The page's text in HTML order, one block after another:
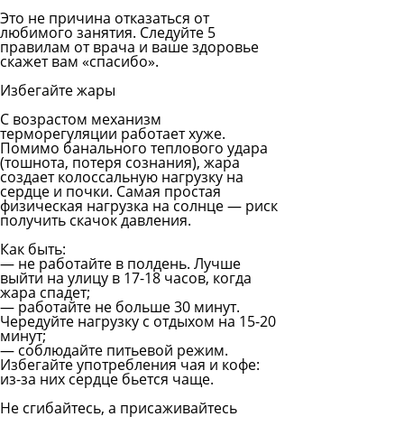
Это не причина отказаться от
любимого занятия. Следуйте 5
правилам от врача и ваше здоровье
скажет вам «спасибо».
Избегайте жары
С возрастом механизм
терморегуляции работает хуже.
Помимо банального теплового удара
(тошнота, потеря сознания), жара
создает колоссальную нагрузку на
сердце и почки. Самая простая
физическая нагрузка на солнце — риск
получить скачок давления.
Как быть:
— не работайте в полдень. Лучше
выйти на улицу в 17-18 часов, когда
жара спадет;
— работайте не больше 30 минут.
Чередуйте нагрузку с отдыхом на 15-20
минут;
— соблюдайте питьевой режим.
Избегайте употребления чая и кофе:
из-за них сердце бьется чаще.
Не сгибайтесь, а присаживайтесь